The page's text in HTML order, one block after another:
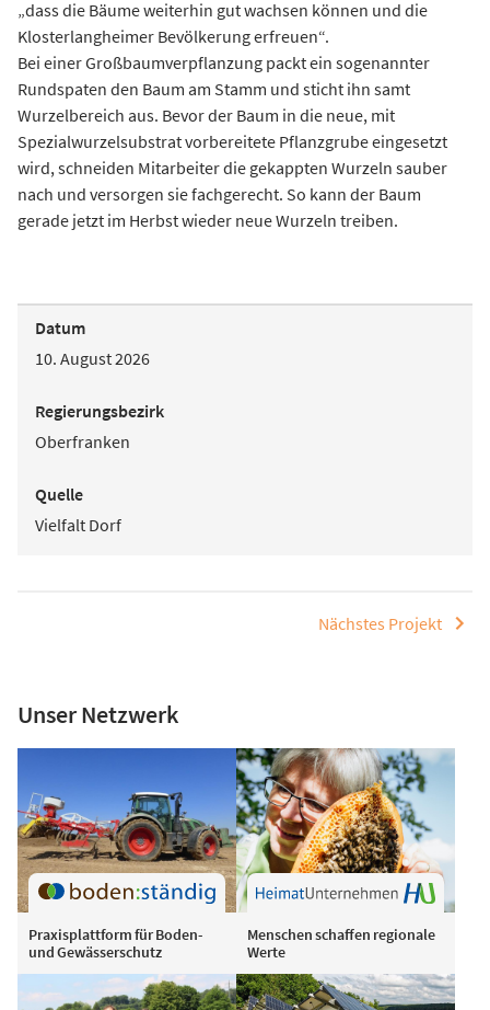
„dass die Bäume weiterhin gut wachsen können und die
Klosterlangheimer Bevölkerung erfreuen“.
Bei einer Großbaumverpflanzung packt ein sogenannter
Rundspaten den Baum am Stamm und sticht ihn samt
Wurzelbereich aus. Bevor der Baum in die neue, mit
Spezialwurzelsubstrat vorbereitete Pflanzgrube eingesetzt
wird, schneiden Mitarbeiter die gekappten Wurzeln sauber
nach und versorgen sie fachgerecht. So kann der Baum
gerade jetzt im Herbst wieder neue Wurzeln treiben.
Datum
10. August 2026
Regierungsbezirk
Oberfranken
Quelle
Vielfalt Dorf
Nächstes Projekt
Unser Netzwerk
Praxisplattform für Boden-
und Gewässerschutz
Menschen schaffen regionale
Werte